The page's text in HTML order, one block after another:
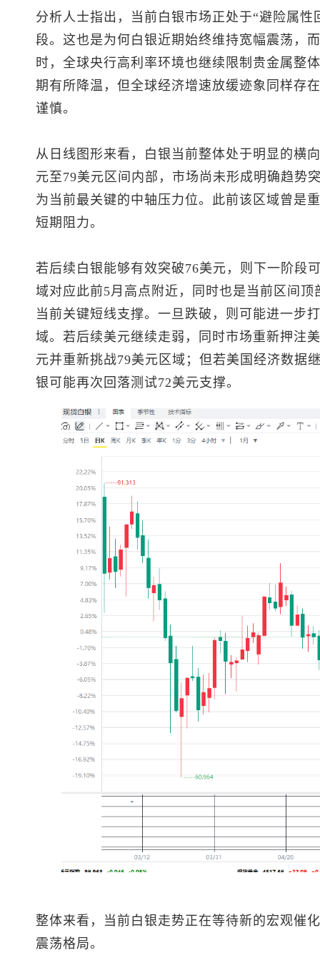
分析人士指出，当前白银市场正处于“避险属
段。这也是为何白银近期始终维持宽幅震荡，
时，全球央行高利率环境也继续限制贵金属整
期有所降温，但全球经济增速放缓迹象同样存
谨慎。
从日线图形来看，白银当前整体处于明显的横
元至79美元区间内部，市场尚未形成明确趋势
为当前最关键的中轴压力位。此前该区域曾是
短期阻力。
若后续白银能够有效突破76美元，则下一阶段
域对应此前5月高点附近，同时也是当前区间
当前关键短线支撑。一旦跌破，则可能进一步
域。若后续美元继续走弱，同时市场重新押注
元并重新挑战79美元区域；但若美国经济数据
银可能再次回落测试72美元支撑。
整体来看，当前白银走势正在等待新的宏观催
震荡格局。